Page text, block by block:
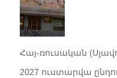
Հայ-ռուսական
2027 ուստարվա